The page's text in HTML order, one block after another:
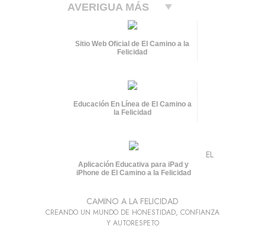
AVERIGUA MÁS
Sitio Web Oficial de El Camino a la
Felicidad
Educación En Línea de El Camino a
la Felicidad
Aplicación Educativa para iPad y
iPhone de El Camino a la Felicidad
EL
CAMINO A LA FELICIDAD
CREANDO UN MUNDO DE HONESTIDAD, CONFIANZA
Y AUTORESPETO